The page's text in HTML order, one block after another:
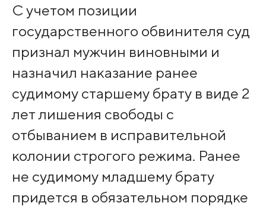
С учетом позиции
государственного обвинителя суд
признал мужчин виновными и
назначил наказание ранее
судимому старшему брату в виде 2
лет лишения свободы с
отбыванием в исправительной
колонии строгого режима. Ранее
не судимому младшему брату
придется в обязательном порядке